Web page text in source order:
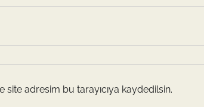
site adresim bu tarayıcıya kaydedilsin.